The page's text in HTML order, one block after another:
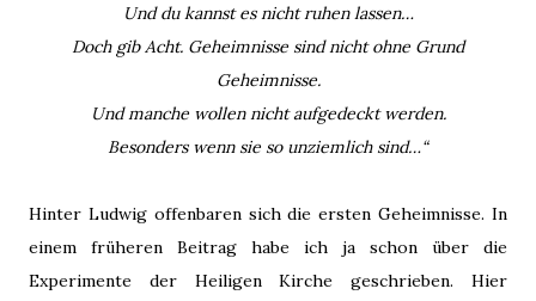
Und du kannst es nicht ruhen lassen…
Doch gib Acht. Geheimnisse sind nicht ohne Grund
Geheimnisse.
Und manche wollen nicht aufgedeckt werden.
Besonders wenn sie so unziemlich sind…“
Hinter Ludwig offenbaren sich die ersten Geheimnisse. In
einem früheren Beitrag habe ich ja schon über die
Experimente der Heiligen Kirche geschrieben. Hier